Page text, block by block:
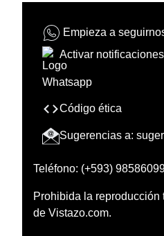
Empieza a
Activar notificaciones
Código ética
Sugerencias a:
Teléfono: (+593)
Prohibida la
de Vistazo.com.